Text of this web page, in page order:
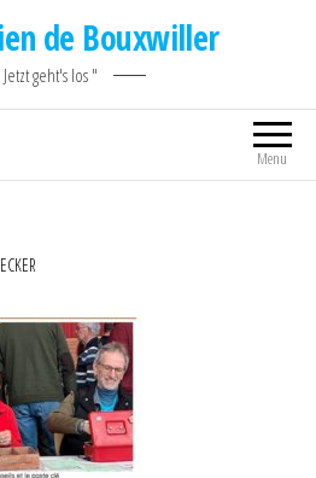
de Bouxwiller
geht's los "
Menu